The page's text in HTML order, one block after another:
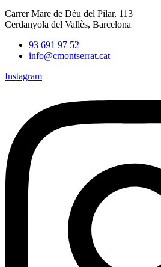
Carrer Mare de Déu del Pilar, 113
Cerdanyola del Vallès, Barcelona
93 691 97 52
info@cmontserrat.cat
Instagram